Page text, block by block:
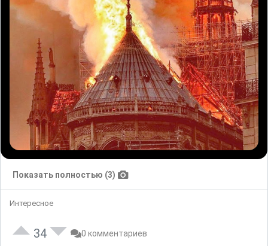
Показать полностью (3)
Интересное
34 0 комментариев